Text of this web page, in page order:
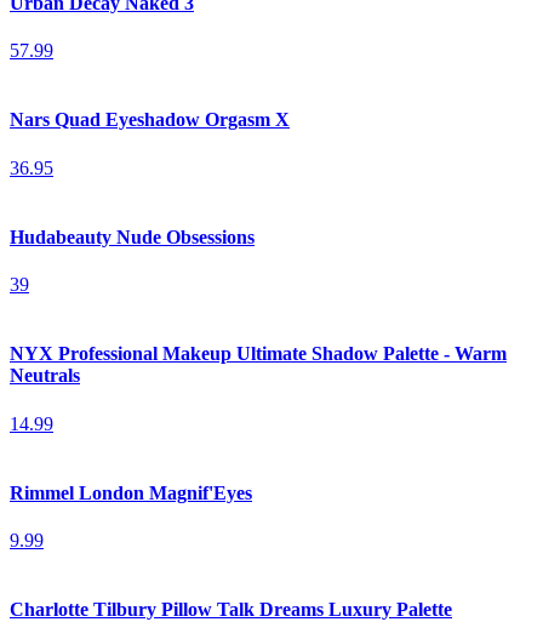
57.99
Nars Quad Eyeshadow Orgasm X
36.95
Hudabeauty Nude Obsessions
39
NYX Professional Makeup Ultimate Shadow Palette - Warm
Neutrals
14.99
Rimmel London Magnif'Eyes
9.99
Charlotte Tilbury Pillow Talk Dreams Luxury Palette